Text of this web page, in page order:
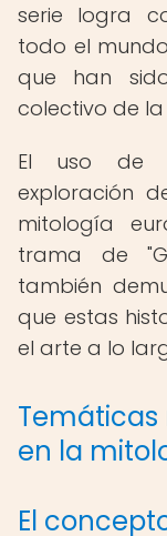
serie logra
todo el
que han
colectivo de
El uso de
exploración
mitología
trama de
también
que estas
el arte a lo
en la
El